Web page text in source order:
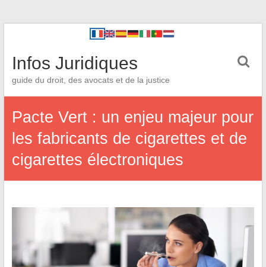
Infos Juridiques
guide du droit, des avocats et de la justice
Pacte Vert : un enjeu majeur pour
les fabricants de cigarettes et de
cigarettes électroniques